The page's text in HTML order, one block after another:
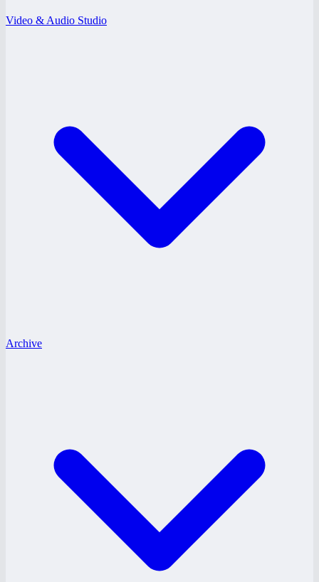
Video & Audio Studio
Archive